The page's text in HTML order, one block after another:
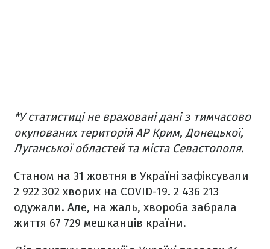
*У статистиці не враховані дані з тимчасово
окупованих територій АР Крим, Донецької,
Луганської областей та міста Севастополя.
Станом на 31 жовтня в Україні зафіксували
2 922 302 хворих на COVID-19. 2 436 213
одужали. Але, на жаль, хвороба забрала
життя 67 729 мешканців країни.